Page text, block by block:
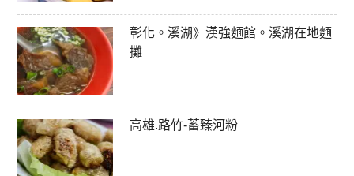
彰化。溪湖》漢強麵館。溪湖在地麵
攤
高雄.路竹-蓄臻河粉